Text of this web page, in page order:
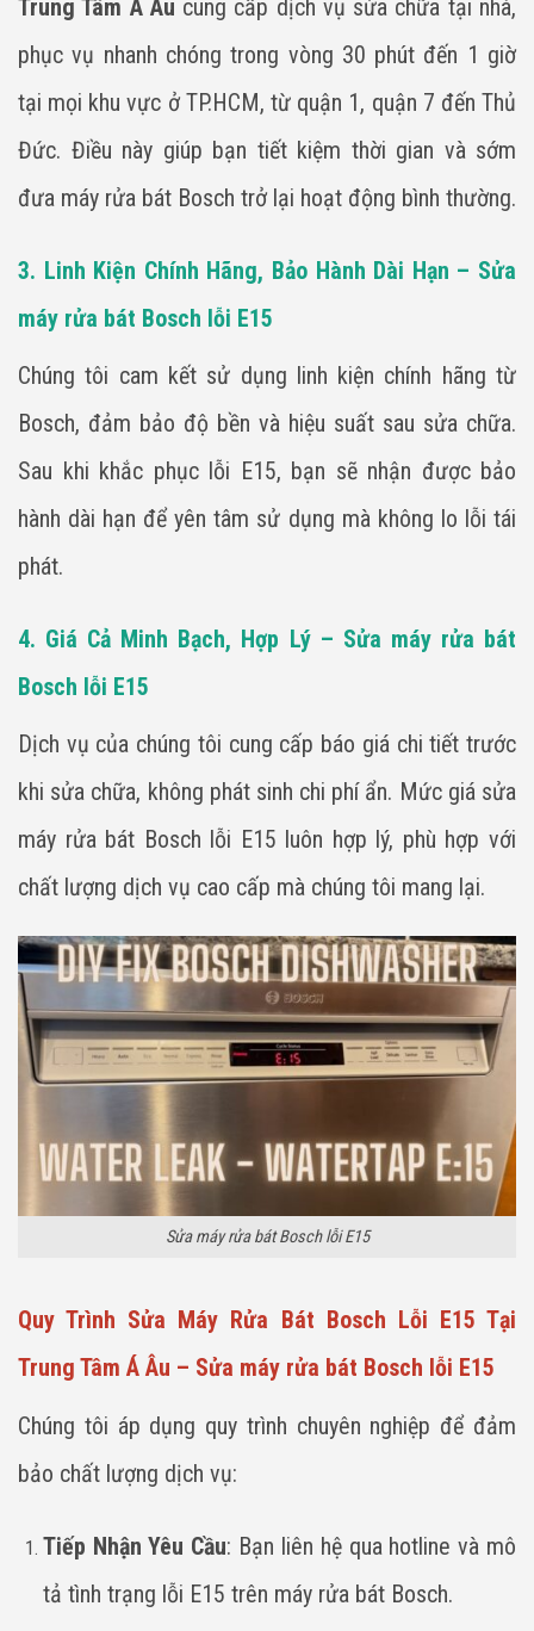
Trung Tâm Á Âu cung cấp dịch vụ sửa chữa tại nhà,
phục vụ nhanh chóng trong vòng 30 phút đến 1 giờ
tại mọi khu vực ở TP.HCM, từ quận 1, quận 7 đến Thủ
Đức. Điều này giúp bạn tiết kiệm thời gian và sớm
đưa máy rửa bát Bosch trở lại hoạt động bình thường.
3. Linh Kiện Chính Hãng, Bảo Hành Dài Hạn – Sửa
máy rửa bát Bosch lỗi E15
Chúng tôi cam kết sử dụng linh kiện chính hãng từ
Bosch, đảm bảo độ bền và hiệu suất sau sửa chữa.
Sau khi khắc phục lỗi E15, bạn sẽ nhận được bảo
hành dài hạn để yên tâm sử dụng mà không lo lỗi tái
phát.
4. Giá Cả Minh Bạch, Hợp Lý – Sửa máy rửa bát
Bosch lỗi E15
Dịch vụ của chúng tôi cung cấp báo giá chi tiết trước
khi sửa chữa, không phát sinh chi phí ẩn. Mức giá sửa
máy rửa bát Bosch lỗi E15 luôn hợp lý, phù hợp với
chất lượng dịch vụ cao cấp mà chúng tôi mang lại.
Sửa máy rửa bát Bosch lỗi E15
Quy Trình Sửa Máy Rửa Bát Bosch Lỗi E15 Tại
Trung Tâm Á Âu – Sửa máy rửa bát Bosch lỗi E15
Chúng tôi áp dụng quy trình chuyên nghiệp để đảm
bảo chất lượng dịch vụ:
Tiếp Nhận Yêu Cầu: Bạn liên hệ qua hotline và mô
tả tình trạng lỗi E15 trên máy rửa bát Bosch.